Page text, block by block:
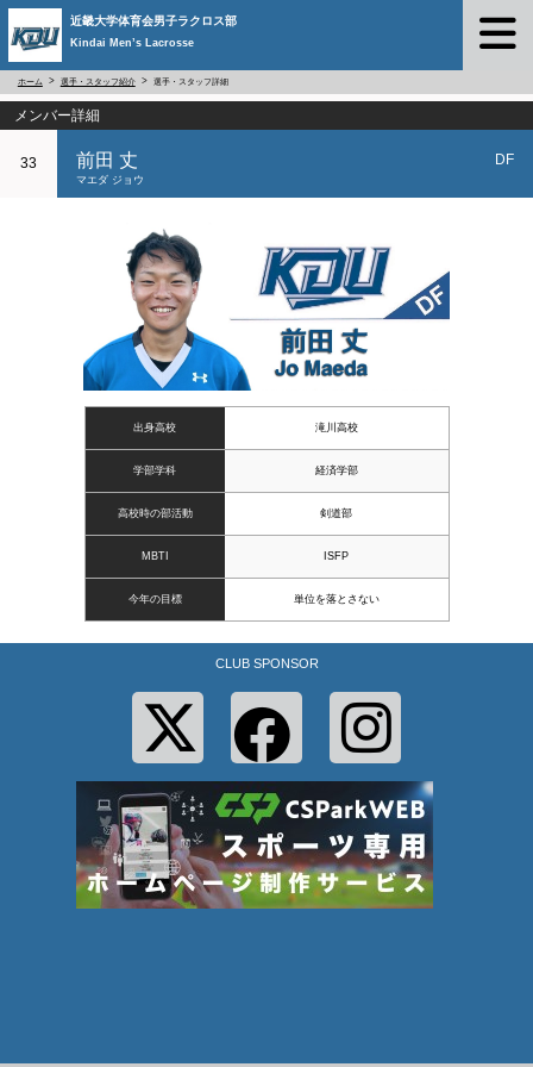
近畿大学体育会男子ラクロス部
Kindai Men’s Lacrosse
ホーム 選手・スタッフ紹介 選手・スタッフ詳細
メンバー詳細
33 前田 丈
マエダ ジョウ
DF
出身高校 滝川高校
学部学科 経済学部
高校時の部活動 剣道部
MBTI ISFP
今年の目標 単位を落とさない
CLUB SPONSOR